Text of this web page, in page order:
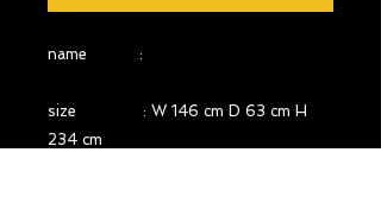
name :
size : W 146 cm D 63 cm H
234 cm